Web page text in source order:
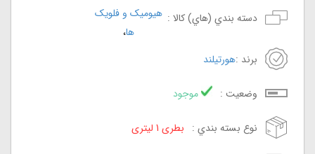
دسته بندي (هاي) کالا : هیومیک و فلویک
ها،
برند :هورتیلند
وضعيت : موجود
نوع بسته بندي : بطری 1 لیتری